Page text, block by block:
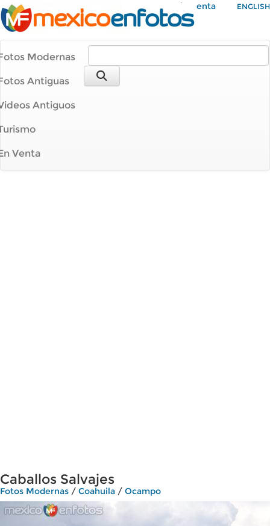
Mi Cuenta ENGLISH
Modernas
Antiguas
Antiguos
Venta
Caballos Salvajes
Fotos Modernas / Coahuila / Ocampo